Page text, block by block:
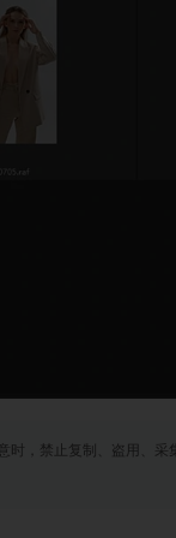
时，禁止复制、盗用、采